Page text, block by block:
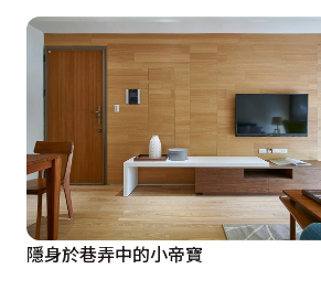
隱身於巷弄中的小帝寶